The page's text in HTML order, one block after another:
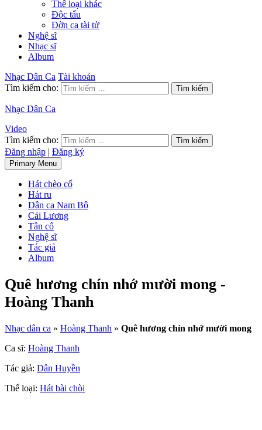
Thể loại khác
Độc tấu
Đờn ca tài tử
Nghệ sĩ
Nhạc sĩ
Album
Nhạc Dân Ca Tài khoản
Tìm kiếm cho:
Nhạc Dân Ca
Video
Tìm kiếm cho:
Đăng nhập | Đăng ký
Primary Menu
Hát chèo cổ
Hát ru
Dân ca Nam Bộ
Cải Lương
Tân cổ
Nghệ sĩ
Tác giả
Album
Quê hương chín nhớ mười mong -
Hoàng Thanh
Nhạc dân ca » Hoàng Thanh » Quê hương chín nhớ mười mong
Ca sĩ: Hoàng Thanh
Tác giả: Dân Huyền
Thể loại: Hát bài chòi